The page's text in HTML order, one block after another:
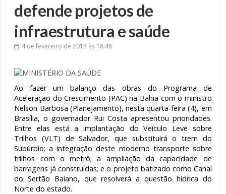
defende projetos de
infraestrutura e saúde
4 de fevereiro de 2015 às 18:48
Ao fazer um balanço das obras do Programa de
Aceleração do Crescimento (PAC) na Bahia com o ministro
Nelson Barbosa (Planejamento), nesta quarta-feira (4), em
Brasília, o governador Rui Costa apresentou prioridades.
Entre elas está a implantação do Veículo Leve sobre
Trilhos (VLT) de Salvador, que substituirá o trem do
Subúrbio; a integração deste moderno transporte sobre
trilhos com o metrô; a ampliação da capacidade de
barragens já construídas; e o projeto batizado como Canal
do Sertão Baiano, que resolverá a questão hídrica do
Norte do estado.